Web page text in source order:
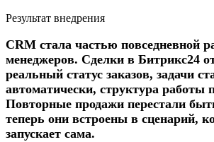
Результат внедрения
CRM стала частью повседневной
менеджеров. Сделки в Битрикс24
реальный статус заказов, задачи
автоматически, структура работы
Повторные продажи перестали
теперь они встроены в сценарий,
запускает сама.